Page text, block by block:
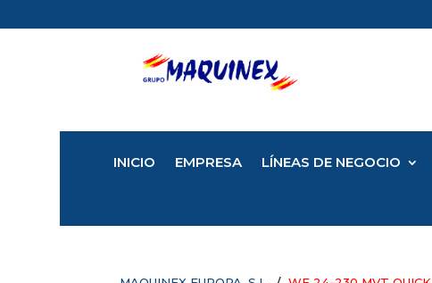
INICIO EMPRESA LÍNEAS DE NEGOCIO